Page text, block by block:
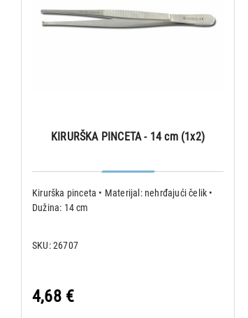
KIRURŠKA PINCETA - 14 cm (1x2)
Kirurška pinceta • Materijal: nehrđajući čelik •
Dužina: 14 cm
SKU: 26707
4,68 €